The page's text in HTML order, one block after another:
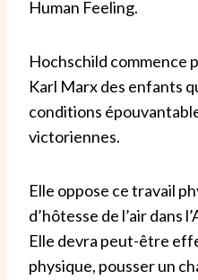
Human Feeling.
Hochschild commence
Karl Marx des enfants
conditions
victoriennes.
Elle oppose ce travail
d’hôtesse de l’air dans
Elle devra peut-être
physique, pousser un